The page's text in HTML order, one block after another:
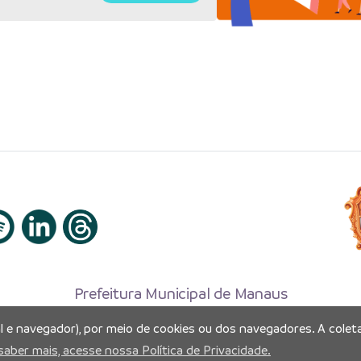
Prefeitura Municipal de Manaus
CNPJ:04.365.326.0001-73
navegador), por meio de cookies ou dos navegadores. A
mais, acesse nossa Política de Privacidade.